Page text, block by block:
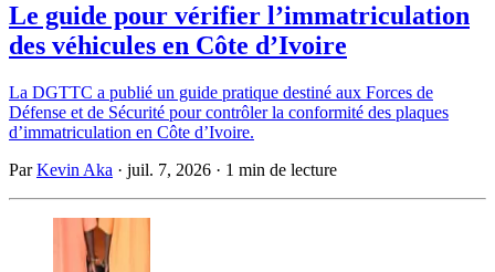
Le guide pour vérifier l’immatriculation
des véhicules en Côte d’Ivoire
La DGTTC a publié un guide pratique destiné aux Forces de
Défense et de Sécurité pour contrôler la conformité des plaques
d’immatriculation en Côte d’Ivoire.
ParKevin Aka · juil. 7, 2026 · 1 min de lecture